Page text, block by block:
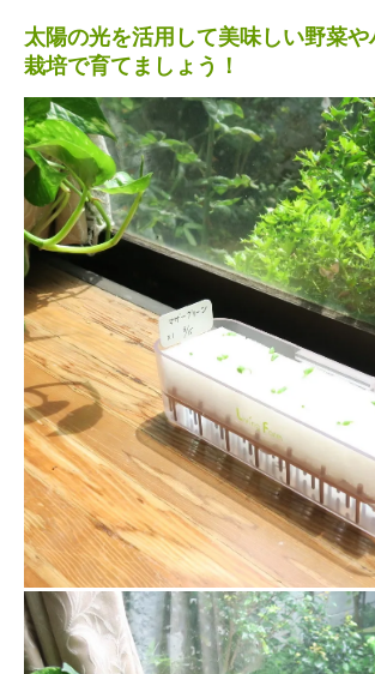
太陽の光を活用して美味しい野菜
栽培で育てましょう！